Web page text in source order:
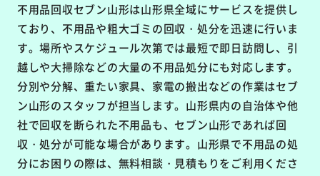
不用品回収セブン山形は山形県全域にサービスを提供し
ており、不用品や粗大ゴミの回収・処分を迅速に行いま
す。場所やスケジュール次第では最短で即日訪問し、引
越しや大掃除などの大量の不用品処分にも対応します。
分別や分解、重たい家具、家電の搬出などの作業はセブ
ン山形のスタッフが担当します。山形県内の自治体や他
社で回収を断られた不用品も、セブン山形であれば回
収・処分が可能な場合があります。山形県で不用品の処
分にお困りの際は、無料相談・見積もりをご利用くださ